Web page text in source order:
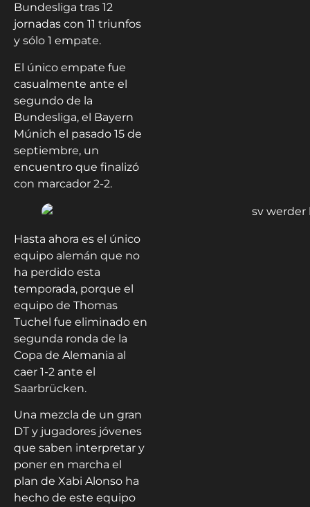
Bundesliga tras 12
jornadas con 11 triunfos
y sólo 1 empate.
El único empate fue
casualmente ante el
segundo de la
Bundesliga, el Bayern
Múnich el pasado 15 de
septiembre, un
encuentro que finalizó
con marcador 2-2.
Hasta ahora es el único
equipo alemán que no
ha perdido esta
temporada, porque el
equipo de Thomas
Tuchel fue eliminado en
segunda ronda de la
Copa de Alemania al
caer 1-2 ante el
Saarbrücken.
Una mezcla de un gran
DT y jugadores jóvenes
que saben interpretar y
poner en marcha el
plan de Xabi Alonso ha
hecho de este equipo